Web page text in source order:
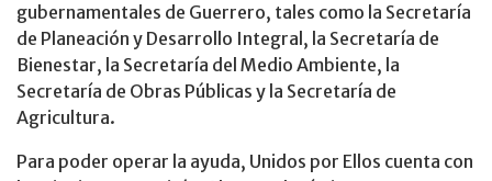
gubernamentales de Guerrero, tales como la Secretaría
de Planeación y Desarrollo Integral, la Secretaría de
Bienestar, la Secretaría del Medio Ambiente, la
Secretaría de Obras Públicas y la Secretaría de
Agricultura.
Para poder operar la ayuda, Unidos por Ellos cuenta con